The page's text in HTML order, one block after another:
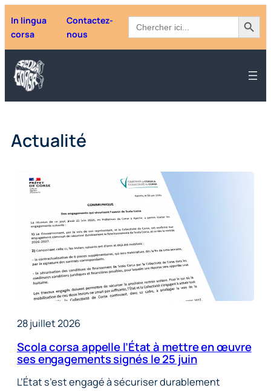
In lingua
corsa
Contactez-
nous
Search
for:
Search Button
Actualité
28 juillet 2026
Scola corsa appelle l’État à mettre en œuvre
ses engagements signés le 25 juin
L’État s’est engagé à sécuriser durablement